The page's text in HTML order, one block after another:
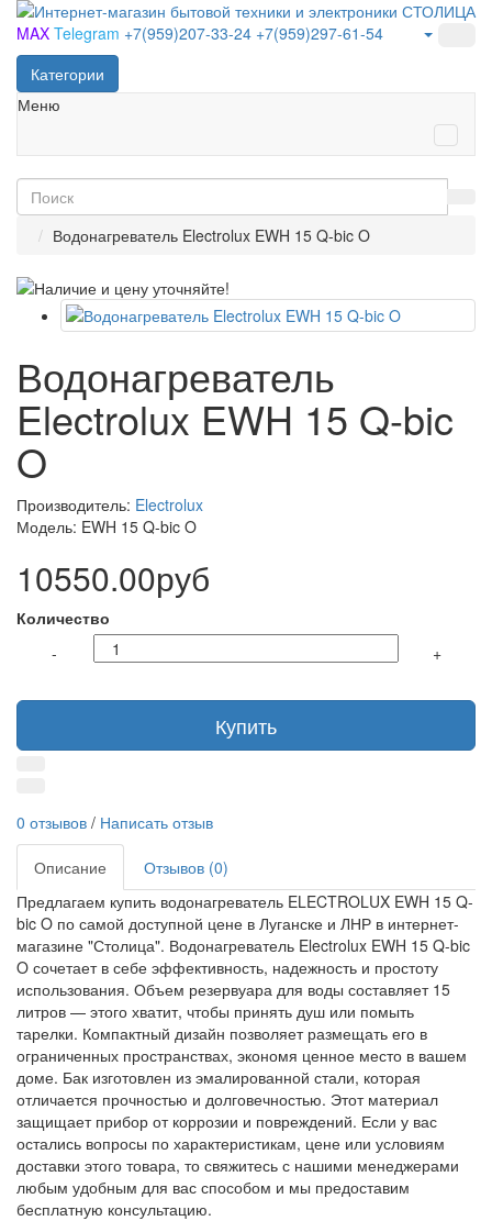
MAX Telegram +7(959)207-33-24 +7(959)297-61-54
Категории
Меню
Водонагреватель Electrolux EWH 15 Q-bic O
Водонагреватель
Electrolux EWH 15 Q-bic
O
Производитель: Electrolux
Модель: EWH 15 Q-bic O
10550.00руб
Количество
-
+
Купить
0 отзывов / Написать отзыв
Описание
Отзывов (0)
Предлагаем купить водонагреватель ELECTROLUX EWH 15 Q-
bic O по самой доступной цене в Луганске и ЛНР в интернет-
магазине "Столица". Водонагреватель Electrolux EWH 15 Q-bic
O сочетает в себе эффективность, надежность и простоту
использования. Объем резервуара для воды составляет 15
литров — этого хватит, чтобы принять душ или помыть
тарелки. Компактный дизайн позволяет размещать его в
ограниченных пространствах, экономя ценное место в вашем
доме. Бак изготовлен из эмалированной стали, которая
отличается прочностью и долговечностью. Этот материал
защищает прибор от коррозии и повреждений. Если у вас
остались вопросы по характеристикам, цене или условиям
доставки этого товара, то свяжитесь с нашими менеджерами
любым удобным для вас способом и мы предоставим
бесплатную консультацию.